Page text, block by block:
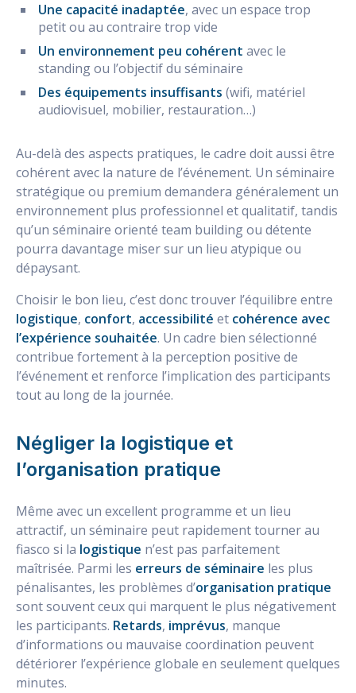
Une capacité inadaptée, avec un espace trop
petit ou au contraire trop vide
Un environnement peu cohérent avec le
standing ou l’objectif du séminaire
Des équipements insuffisants (wifi, matériel
audiovisuel, mobilier, restauration…)
Au-delà des aspects pratiques, le cadre doit aussi être
cohérent avec la nature de l’événement. Un séminaire
stratégique ou premium demandera généralement un
environnement plus professionnel et qualitatif, tandis
qu’un séminaire orienté team building ou détente
pourra davantage miser sur un lieu atypique ou
dépaysant.
Choisir le bon lieu, c’est donc trouver l’équilibre entre
logistique, confort, accessibilité et cohérence avec
l’expérience souhaitée. Un cadre bien sélectionné
contribue fortement à la perception positive de
l’événement et renforce l’implication des participants
tout au long de la journée.
Négliger la logistique et
l’organisation pratique
Même avec un excellent programme et un lieu
attractif, un séminaire peut rapidement tourner au
fiasco si la logistique n’est pas parfaitement
maîtrisée. Parmi les erreurs de séminaire les plus
pénalisantes, les problèmes d’organisation pratique
sont souvent ceux qui marquent le plus négativement
les participants. Retards, imprévus, manque
d’informations ou mauvaise coordination peuvent
détériorer l’expérience globale en seulement quelques
minutes.